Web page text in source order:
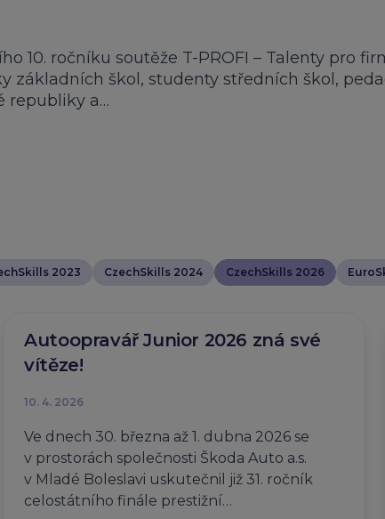
10. ročníku soutěže T-PROFI – Talenty pro
základních škol, studenty středních škol,
republiky a…
2023 CzechSkills 2024 CzechSkills 2026
Autoopravář Junior 2026 zná své
vítěze!
10. 4. 2026
Ve dnech 30. března až 1. dubna 2026 se
v prostorách společnosti Škoda Auto a.s.
v Mladé Boleslavi uskutečnil již 31. ročník
celostátního finále prestižní…